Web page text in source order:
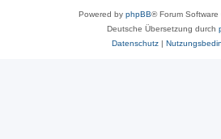
Powered by phpBB® Forum
Deutsche Übersetzung durch
Datenschutz|